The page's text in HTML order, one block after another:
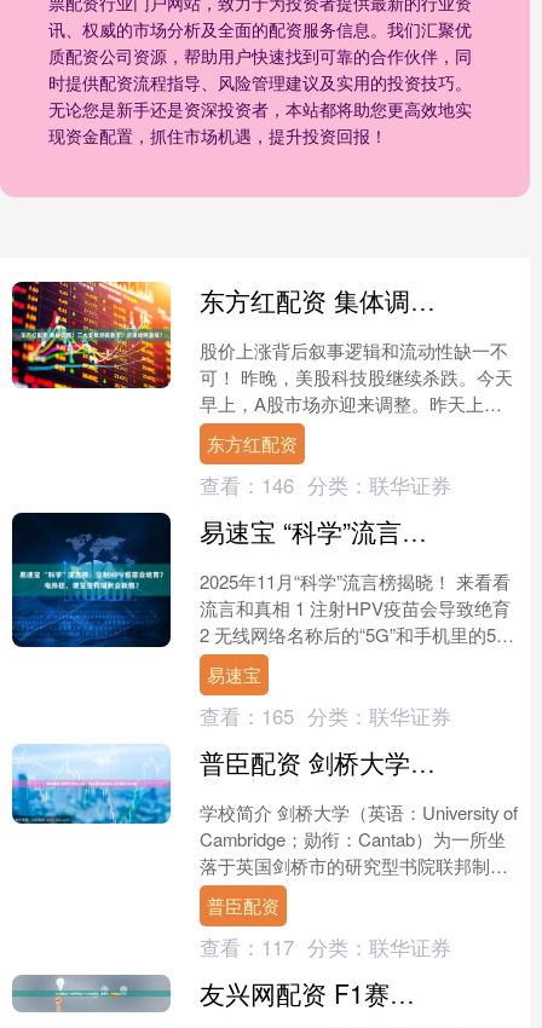
讯、权威的市场分析及全面的配资服务信息。我们汇聚优
质配资公司资源，帮助用户快速找到可靠的合作伙伴，同
时提供配资流程指导、风险管理建议及实用的投资技巧。
无论您是新手还是资深投资者，本站都将助您更高效地实
现资金配置，抓住市场机遇，提升投资回报！
东方红配资 集体调整！三大变数突袭股市！后续如何演绎？
股价上涨背后叙事逻辑和流动性缺一不
可！ 昨晚，美股科技股继续杀跌。今天
早上，A股市场亦迎来调整。昨天上涨
的煤炭板块今天大幅杀跌，有色板块的
股票亦集体杀跌。科技板....
东方红配资
查看： 146 分类： 联华证券
易速宝 “科学”流言榜：注射HPV疫苗会绝育？电热毯、暖宝宝有辐射会致癌？
2025年11月“科学”流言榜揭晓！ 来看看
流言和真相 1 注射HPV疫苗会导致绝育
2 无线网络名称后的“5G”和手机里的5G
信号是一个意思 3 加湿器中加入....
易速宝
查看： 165 分类： 联华证券
普臣配资 剑桥大学博士后：在全球科研舞台上的地位与价值
学校简介 剑桥大学（英语：University of
Cambridge；勋衔：Cantab）为一所坐
落于英国剑桥市的研究型书院联邦制大
学。剑桥为英国历史第二悠....
普臣配资
查看： 117 分类： 联华证券
友兴网配资 F1赛事将迎23万现场观众，遇堵车、大客流怎么办？